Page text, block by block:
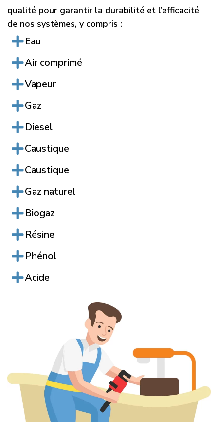
qualité pour garantir la durabilité et l’efficacité
de nos systèmes, y compris :
Eau
Air comprimé
Vapeur
Gaz
Diesel
Caustique
Caustique
Gaz naturel
Biogaz
Résine
Phénol
Acide